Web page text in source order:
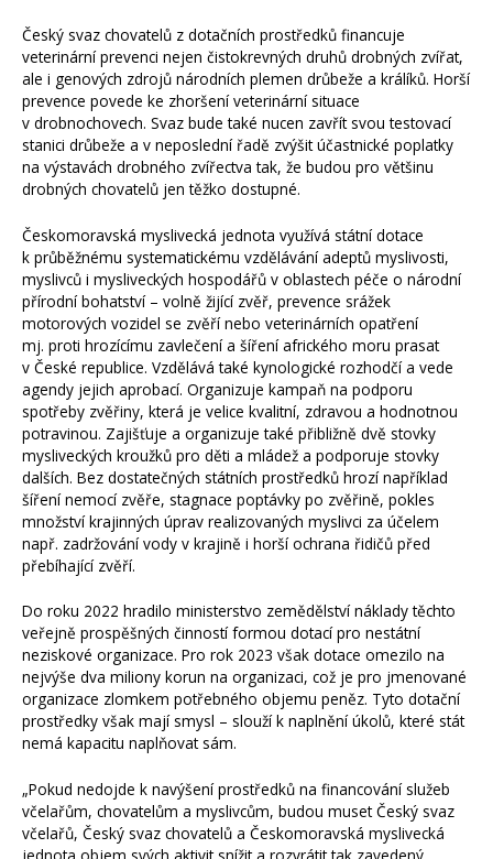
Český svaz chovatelů z dotačních prostředků financuje
veterinární prevenci nejen čistokrevných druhů drobných zvířat,
ale i genových zdrojů národních plemen drůbeže a králíků. Horší
prevence povede ke zhoršení veterinární situace
v drobnochovech. Svaz bude také nucen zavřít svou testovací
stanici drůbeže a v neposlední řadě zvýšit účastnické poplatky
na výstavách drobného zvířectva tak, že budou pro většinu
drobných chovatelů jen těžko dostupné.
Českomoravská myslivecká jednota využívá státní dotace
k průběžnému systematickému vzdělávání adeptů myslivosti,
myslivců i mysliveckých hospodářů v oblastech péče o národní
přírodní bohatství – volně žijící zvěř, prevence srážek
motorových vozidel se zvěří nebo veterinárních opatření
mj. proti hrozícímu zavlečení a šíření afrického moru prasat
v České republice. Vzdělává také kynologické rozhodčí a vede
agendy jejich aprobací. Organizuje kampaň na podporu
spotřeby zvěřiny, která je velice kvalitní, zdravou a hodnotnou
potravinou. Zajišťuje a organizuje také přibližně dvě stovky
mysliveckých kroužků pro děti a mládež a podporuje stovky
dalších. Bez dostatečných státních prostředků hrozí například
šíření nemocí zvěře, stagnace poptávky po zvěřině, pokles
množství krajinných úprav realizovaných myslivci za účelem
např. zadržování vody v krajině i horší ochrana řidičů před
přebíhající zvěří.
Do roku 2022 hradilo ministerstvo zemědělství náklady těchto
veřejně prospěšných činností formou dotací pro nestátní
neziskové organizace. Pro rok 2023 však dotace omezilo na
nejvýše dva miliony korun na organizaci, což je pro jmenované
organizace zlomkem potřebného objemu peněz. Tyto dotační
prostředky však mají smysl – slouží k naplnění úkolů, které stát
nemá kapacitu naplňovat sám.
„Pokud nedojde k navýšení prostředků na financování služeb
včelařům, chovatelům a myslivcům, budou muset Český svaz
včelařů, Český svaz chovatelů a Českomoravská myslivecká